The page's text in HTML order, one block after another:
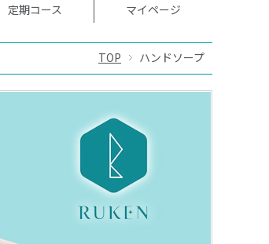
定期コース マイページ
TOP ハンドソープ